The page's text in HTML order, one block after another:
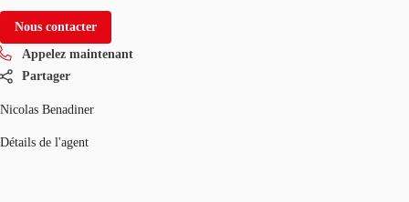
Nous contacter
Appelez maintenant
Partager
Nicolas Benadiner
Détails de l'agent